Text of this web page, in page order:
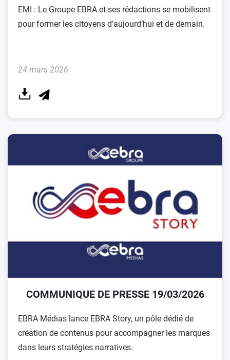
EMI : Le Groupe EBRA et ses rédactions se mobilisent
pour former les citoyens d’aujourd’hui et de demain.
24 mars 2026
COMMUNIQUE DE PRESSE 19/03/2026
EBRA Médias lance EBRA Story, un pôle dédié de
création de contenus pour accompagner les marques
dans leurs stratégies narratives.